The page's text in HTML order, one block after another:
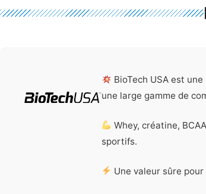
BioTech USA est
une large gamme de
Whey, créatine,
sportifs.
Une valeur sûre